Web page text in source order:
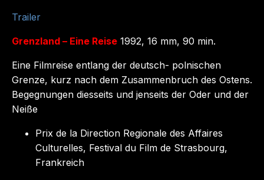
Trailer
Grenzland – Eine Reise 1992, 16 mm, 90 min.
Eine Filmreise entlang der deutsch- polnischen
Grenze, kurz nach dem Zusammenbruch des Ostens.
Begegnungen diesseits und jenseits der Oder und der
Neiße
Prix de la Direction Regionale des Affaires
Culturelles, Festival du Film de Strasbourg,
Frankreich